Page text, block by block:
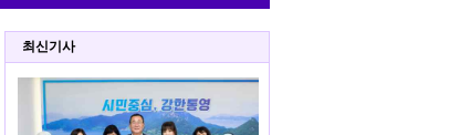
최신기사